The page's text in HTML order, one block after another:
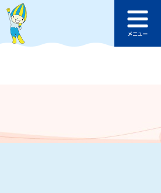
このページの本文へ
ュ